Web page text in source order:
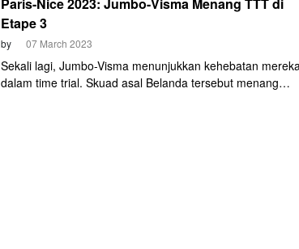
Etape 3
by 07 March 2023
Sekali lagi, Jumbo-Visma menunjukkan kehebatan
dalam time trial. Skuad asal Belanda tersebut menang